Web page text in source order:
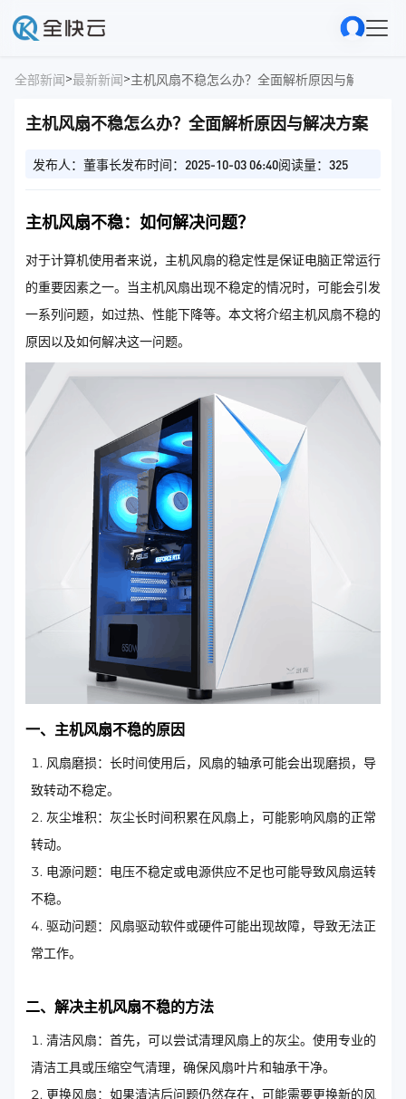
全部新闻>最新新闻>主机风扇不稳怎么办？全面解析原因与解决方案
主机风扇不稳怎么办？全面解析原因与解决方案
发布人：董事长发布时间：2025-10-03 06:40阅读量：325
主机风扇不稳：如何解决问题？
对于计算机使用者来说，主机风扇的稳定性是保证电脑正常运行
的重要因素之一。当主机风扇出现不稳定的情况时，可能会引发
一系列问题，如过热、性能下降等。本文将介绍主机风扇不稳的
原因以及如何解决这一问题。
一、主机风扇不稳的原因
风扇磨损：长时间使用后，风扇的轴承可能会出现磨损，导
致转动不稳定。
灰尘堆积：灰尘长时间积累在风扇上，可能影响风扇的正常
转动。
电源问题：电压不稳定或电源供应不足也可能导致风扇运转
不稳。
驱动问题：风扇驱动软件或硬件可能出现故障，导致无法正
常工作。
二、解决主机风扇不稳的方法
清洁风扇：首先，可以尝试清理风扇上的灰尘。使用专业的
清洁工具或压缩空气清理，确保风扇叶片和轴承干净。
更换风扇：如果清洁后问题仍然存在，可能需要更换新的风